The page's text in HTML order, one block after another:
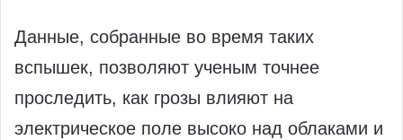
Данные, собранные во время таких
вспышек, позволяют ученым точнее
проследить, как грозы влияют на
электрическое поле высоко над облаками и